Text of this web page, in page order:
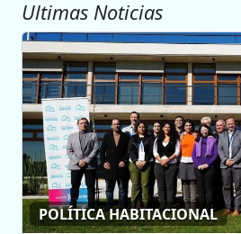
Ultimas Noticias
POLÍTICA HABITACIONAL